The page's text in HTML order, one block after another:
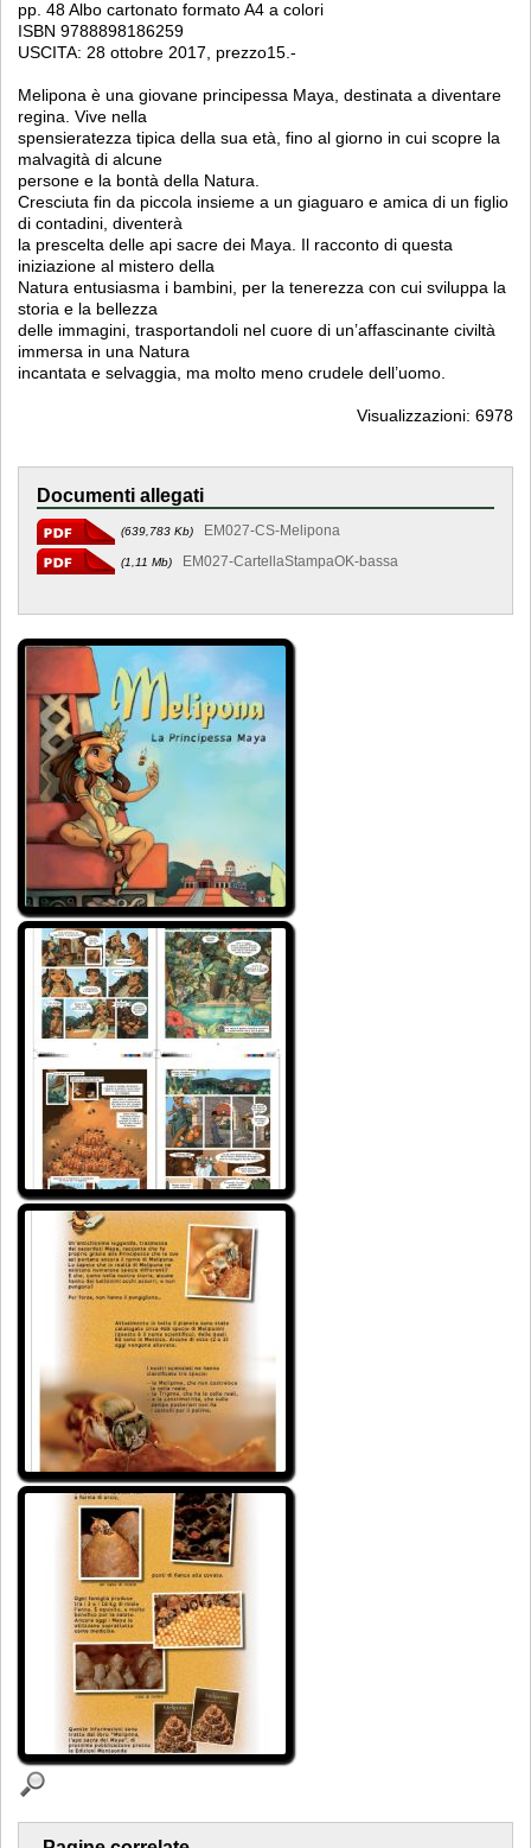
pp. 48 Albo cartonato formato A4 a colori
ISBN 9788898186259
USCITA: 28 ottobre 2017, prezzo15.-
Melipona è una giovane principessa Maya, destinata a diventare
regina. Vive nella
spensieratezza tipica della sua età, fino al giorno in cui scopre la
malvagità di alcune
persone e la bontà della Natura.
Cresciuta fin da piccola insieme a un giaguaro e amica di un figlio
di contadini, diventerà
la prescelta delle api sacre dei Maya. Il racconto di questa
iniziazione al mistero della
Natura entusiasma i bambini, per la tenerezza con cui sviluppa la
storia e la bellezza
delle immagini, trasportandoli nel cuore di un’affascinante civiltà
immersa in una Natura
incantata e selvaggia, ma molto meno crudele dell’uomo.
Visualizzazioni: 6978
Documenti allegati
(639,783 Kb) EM027-CS-Melipona
(1,11 Mb) EM027-CartellaStampaOK-bassa